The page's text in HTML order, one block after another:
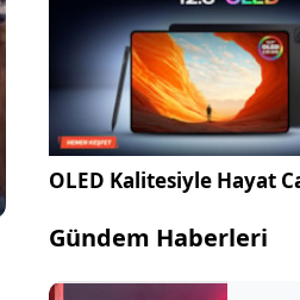
OLED Kalitesiyle Hayat
Gündem Haberleri